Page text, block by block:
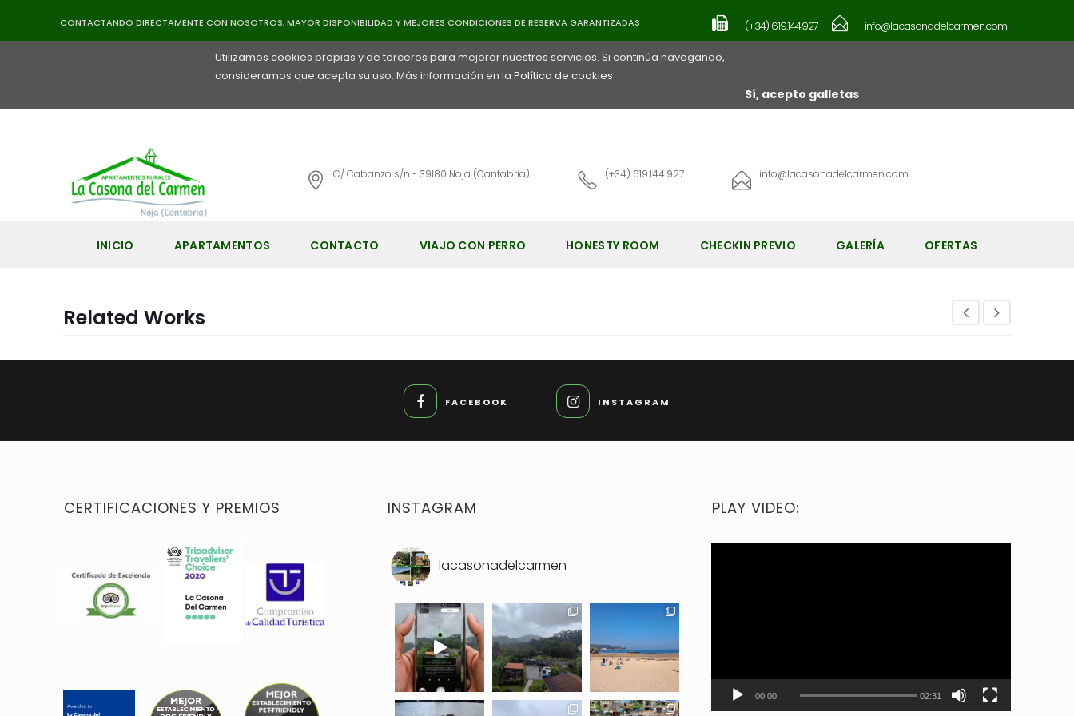
Uso de Cookies
Utilizamos cookies propias y de terceros para mejorar nuestros servicios. Si continúa navegando,
consideramos que acepta su uso. Más información en la Política de cookies
Sí, acepto galletas
CONTACTANDO DIRECTAMENTE CON NOSOTROS, MAYOR DISPONIBILIDAD Y MEJORES CONDICIONES DE RESERVA GARANTIZADAS (+34) 619.144.927 info@lacasonadelcarmen.com
C/ Cabanzo s/n - 39180 Noja (Cantabria) (+34) 619.144.927 info@lacasonadelcarmen.com
INICIO APARTAMENTOS CONTACTO VIAJO CON PERRO HONESTY ROOM CHECKIN PREVIO GALERÍA OFERTAS
Related Works
FACEBOOK INSTAGRAM
CERTIFICACIONES Y PREMIOS INSTAGRAM
lacasonadelcarmen
PLAY VIDEO:
00:00 02:31